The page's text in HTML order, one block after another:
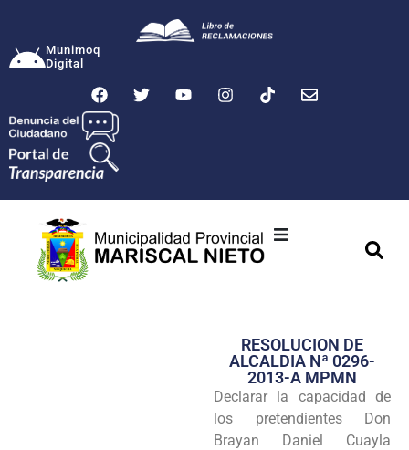
Munimoq
Digital
Transparencia
Seguridad
Programas
RESOLUCION DE
ALCALDIA Nª 0296-
2013-A MPMN
Declarar la capacidad de
los pretendientes Don
Brayan Daniel Cuayla